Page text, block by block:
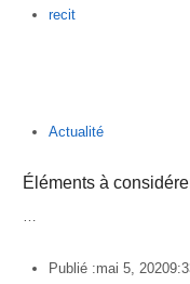
Author
recit
Actualité
Éléments à
…
Publié :mai 5, 2020